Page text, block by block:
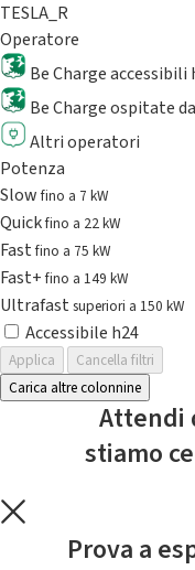
TESLA_R
Operatore
Be Charge accessibili
Be Charge ospitate
Altri operatori
Potenza
Slowfino a 7 kW
Quickfino a 22 kW
Fastfino a 75 kW
Fast+fino a 149 kW
Ultrafast superiori a 150 kW
Accessibile h24
Applica
Cancella filtri
Carica altre colonnine
Attendi
stiamo
Prova a